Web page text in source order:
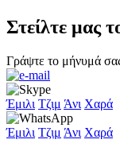
Στείλτε μας
Γράψτε το μήνυμά
Έμιλι Τζιμ Άνι Χαρά
Έμιλι Τζιμ Άνι Χαρά